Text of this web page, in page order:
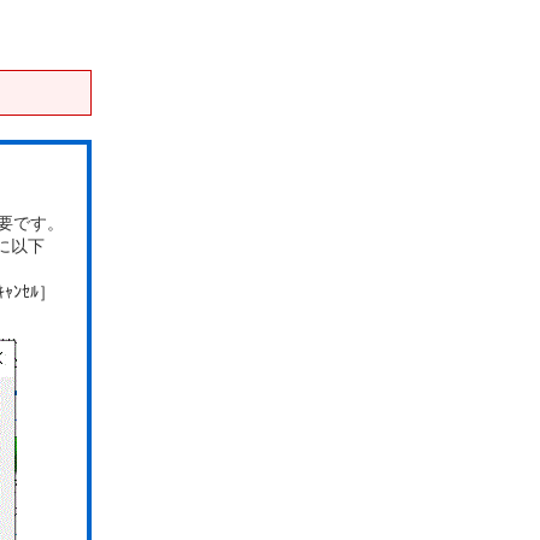
す。
以下
ｾﾙ］